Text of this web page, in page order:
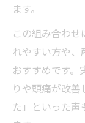
ます。
この組み合わ
れやすい方や、
おすすめです。
りや頭痛が改
た」といった